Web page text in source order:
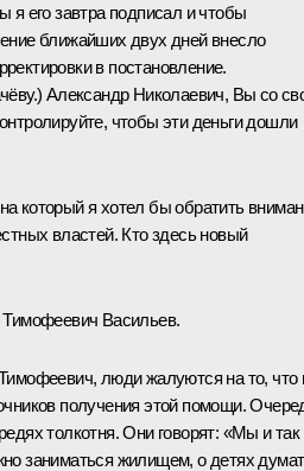
я его завтра подписал и чтобы
ближайших двух дней внесло
в постановление.
Александр Николаевич, Вы со
чтобы эти деньги дошли
который я хотел бы обратить
властей. Кто здесь новый
Васильев.
люди жалуются на то, что
получения этой помощи.
толкотня. Они говорят: «Мы и так
заниматься жилищем, о детях